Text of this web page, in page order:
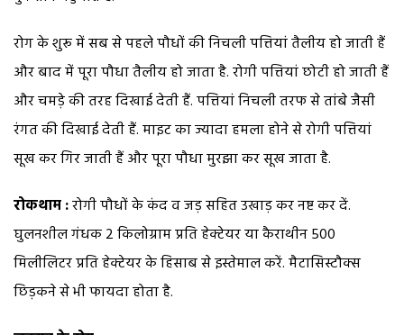
रोग के शुरू में सब से पहले पौधों की निचली पत्तियां तैलीय हो जाती हैं
और बाद में पूरा पौधा तैलीय हो जाता है. रोगी पत्तियां छोटी हो जाती हैं
और चमड़े की तरह दिखाई देती हैं. पत्तियां निचली तरफ से तांबे जैसी
रंगत की दिखाई देती हैं. माइट का ज्यादा हमला होने से रोगी पत्तियां
सूख कर गिर जाती हैं और पूरा पौधा मुरझा कर सूख जाता है.
रोकथाम :रोगी पौधों के कंद व जड़ सहित उखाड़ कर नष्ट कर दें.
घुलनशील गंधक 2 किलोग्राम प्रति हेक्टेयर या कैराथीन 500
मिलीलिटर प्रति हेक्टेयर के हिसाब से इस्तेमाल करें. मैटासिस्टौक्स
छिड़कने से भी फायदा होता है.